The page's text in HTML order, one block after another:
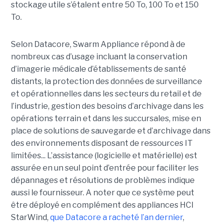
stockage utile s’étalent entre 50 To, 100 To et 150
To.
Selon Datacore, Swarm Appliance répond à de
nombreux cas d’usage incluant la conservation
d’imagerie médicale d’établissements de santé
distants, la protection des données de surveillance
et opérationnelles dans les secteurs du retail et de
l’industrie, gestion des besoins d’archivage dans les
opérations terrain et dans les succursales, mise en
place de solutions de sauvegarde et d’archivage dans
des environnements disposant de ressources IT
limitées... L’assistance (logicielle et matérielle) est
assurée en un seul point d’entrée pour faciliter les
dépannages et résolutions de problèmes indique
aussi le fournisseur. A noter que ce système peut
être déployé en complément des appliances HCI
StarWind, que Datacore a racheté l’an dernier,